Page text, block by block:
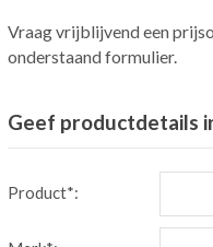
Vraag vrijblijvend een
onderstaand formulier.
Geef productdetails
Product*: